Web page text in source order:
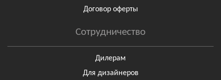
Договор оферты
Сотрудничество
Дилерам
Для дизайнеров